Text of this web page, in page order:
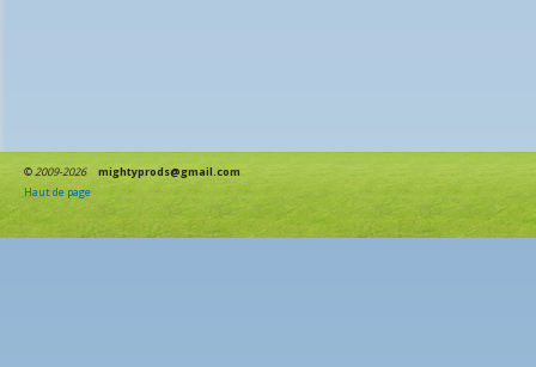
©2009-2026
mightyprods@gmail.com
Haut de page